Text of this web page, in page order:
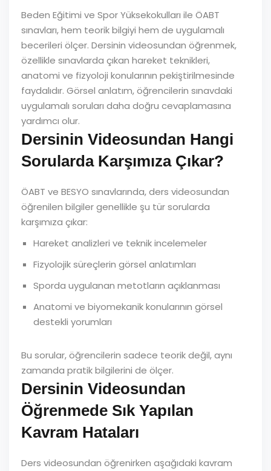
Beden Eğitimi ve Spor Yüksekokulları ile ÖABT
sınavları, hem teorik bilgiyi hem de uygulamalı
becerileri ölçer. Dersinin videosundan öğrenmek,
özellikle sınavlarda çıkan hareket teknikleri,
anatomi ve fizyoloji konularının pekiştirilmesinde
faydalıdır. Görsel anlatım, öğrencilerin sınavdaki
uygulamalı soruları daha doğru cevaplamasına
yardımcı olur.
Dersinin Videosundan Hangi
Sorularda Karşımıza Çıkar?
ÖABT ve BESYO sınavlarında, ders videosundan
öğrenilen bilgiler genellikle şu tür sorularda
karşımıza çıkar:
Hareket analizleri ve teknik incelemeler
Fizyolojik süreçlerin görsel anlatımları
Sporda uygulanan metotların açıklanması
Anatomi ve biyomekanik konularının görsel
destekli yorumları
Bu sorular, öğrencilerin sadece teorik değil, aynı
zamanda pratik bilgilerini de ölçer.
Dersinin Videosundan
Öğrenmede Sık Yapılan
Kavram Hataları
Ders videosundan öğrenirken aşağıdaki kavram